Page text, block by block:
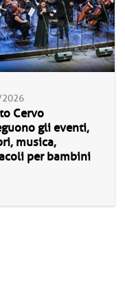
Cervo
gli eventi,
musica,
per bambini